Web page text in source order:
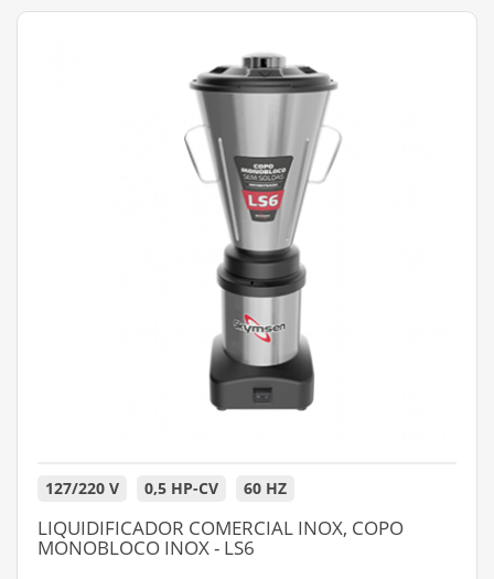
127/220 V 0,5 HP-CV 60 HZ
LIQUIDIFICADOR COMERCIAL INOX, COPO
MONOBLOCO INOX - LS6